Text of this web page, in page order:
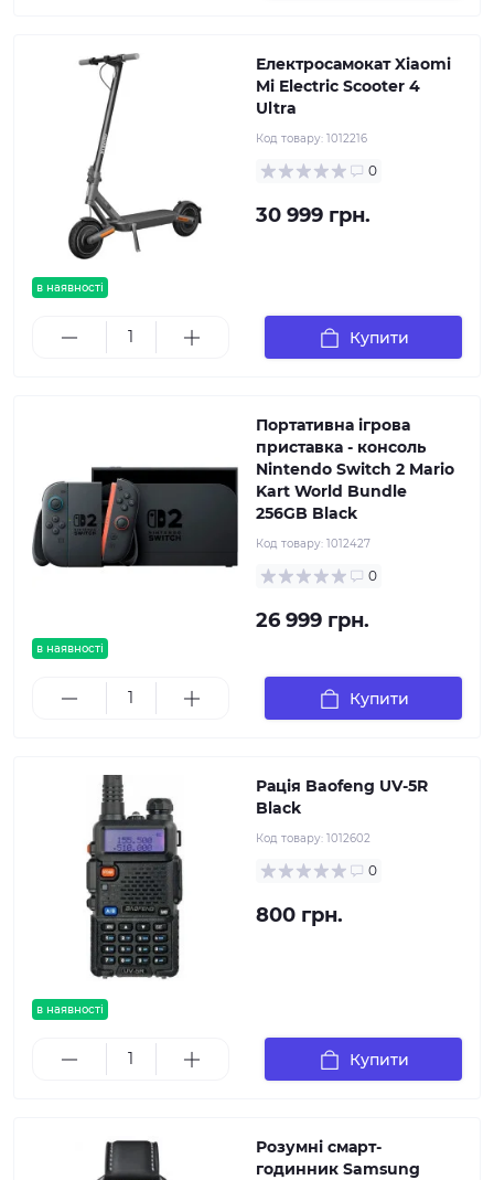
в наявності
Електросамокат Xiaomi
Mi Electric Scooter 4
Ultra
Код товару: 1012216
0
30 999 грн.
Купити
в наявності
Портативна ігрова
приставка - консоль
Nintendo Switch 2 Mario
Kart World Bundle
256GB Black
Код товару: 1012427
0
26 999 грн.
Купити
в наявності
Рація Baofeng UV-5R
Black
Код товару: 1012602
0
800 грн.
Купити
Розумні смарт-
годинник Samsung